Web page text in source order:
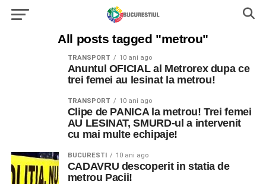
All posts tagged "metrou"
TRANSPORT 10 ani ago
Anuntul OFICIAL al Metrorex dupa ce
trei femei au lesinat la metrou!
TRANSPORT 10 ani ago
Clipe de PANICA la metrou! Trei femei
AU LESINAT, SMURD-ul a intervenit
cu mai multe echipaje!
BUCURESTI 10 ani ago
CADAVRU descoperit in statia de
metrou Pacii!